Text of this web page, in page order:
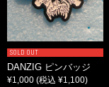
SOLD OUT
DANZIG ピンバッジ
¥1,000 (税込 ¥1,100)